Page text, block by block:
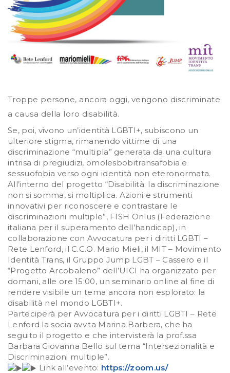
Troppe persone, ancora oggi, vengono discriminate
a causa della loro disabilità.
Se, poi, vivono un’identità LGBTI+, subiscono un
ulteriore stigma, rimanendo vittime di una
discriminazione “multipla” generata da una cultura
intrisa di pregiudizi, omolesbobitransafobia e
sessuofobia verso ogni identità non eteronormata.
All’interno del progetto “Disabilità: la discriminazione
non si somma, si moltiplica. Azioni e strumenti
innovativi per riconoscere e contrastare le
discriminazioni multiple”, FISH Onlus (Federazione
italiana per il superamento dell’handicap), in
collaborazione con Avvocatura per i diritti LGBTI –
Rete Lenford, il C.C.O. Mario Mieli, il MIT – Movimento
Identità Trans, il Gruppo Jump LGBT – Cassero e il
“Progetto Arcobaleno” dell’UICI ha organizzato per
domani, alle ore 15:00, un seminario online al fine di
rendere visibile un tema ancora non esplorato: la
disabilità nel mondo LGBTI+.
Parteciperà per Avvocatura per i diritti LGBTI – Rete
Lenford la socia avv.ta Marina Barbera, che ha
seguito il progetto e che intervisterà la prof.ssa
Barbara Giovanna Bello sul tema “Intersezionalità e
Discriminazioni multiple”.
Link all’evento: https://zoom.us/